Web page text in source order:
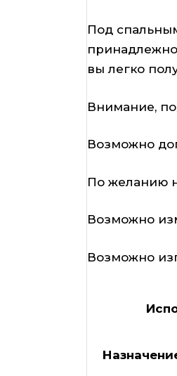
Под
вы легко
Внимание,
Возможно
По желанию
Возможно
Возможно